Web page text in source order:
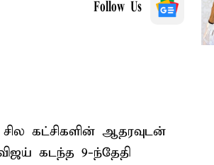
Follow Us
கட்சிகளின் ஆதரவுடன்
கடந்த 9-ந்தேதி